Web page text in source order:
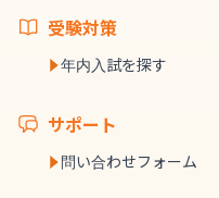
受験対策
年内入試を探す
サポート
問い合わせフォーム